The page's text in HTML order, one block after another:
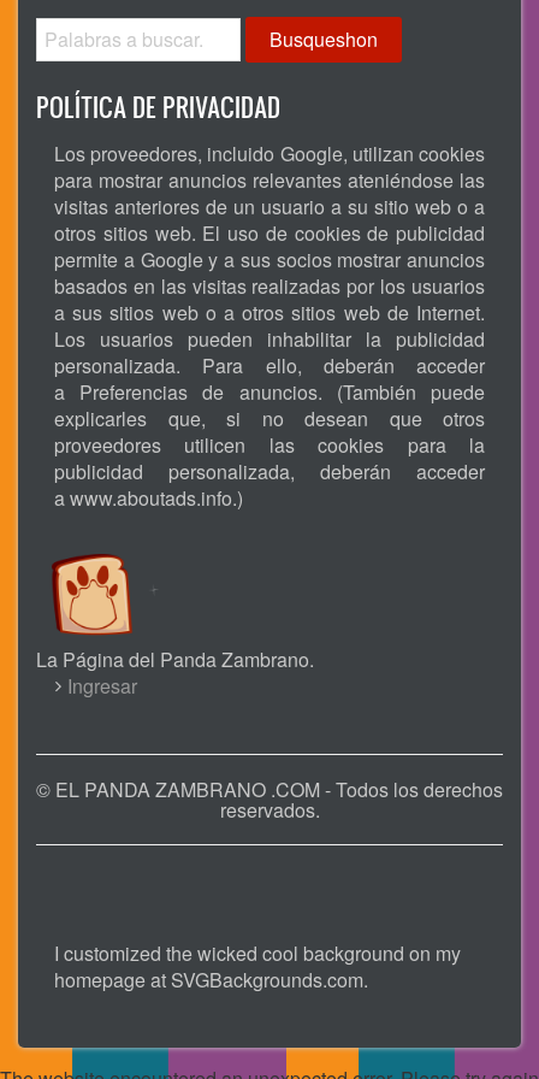
Busqueshon
POLÍTICA DE PRIVACIDAD
Los proveedores, incluido Google, utilizan cookies
para mostrar anuncios relevantes ateniéndose las
visitas anteriores de un usuario a su sitio web o a
otros sitios web. El uso de cookies de publicidad
permite a Google y a sus socios mostrar anuncios
basados en las visitas realizadas por los usuarios
a sus sitios web o a otros sitios web de Internet.
Los usuarios pueden inhabilitar la publicidad
personalizada. Para ello, deberán acceder
a Preferencias de anuncios. (También puede
explicarles que, si no desean que otros
proveedores utilicen las cookies para la
publicidad personalizada, deberán acceder
a www.aboutads.info.)
La Página del Panda Zambrano.
USER
MENU
Ingresar
© EL PANDA ZAMBRANO .COM - Todos los derechos
reservados.
I customized the wicked cool background on my
homepage at SVGBackgrounds.com.